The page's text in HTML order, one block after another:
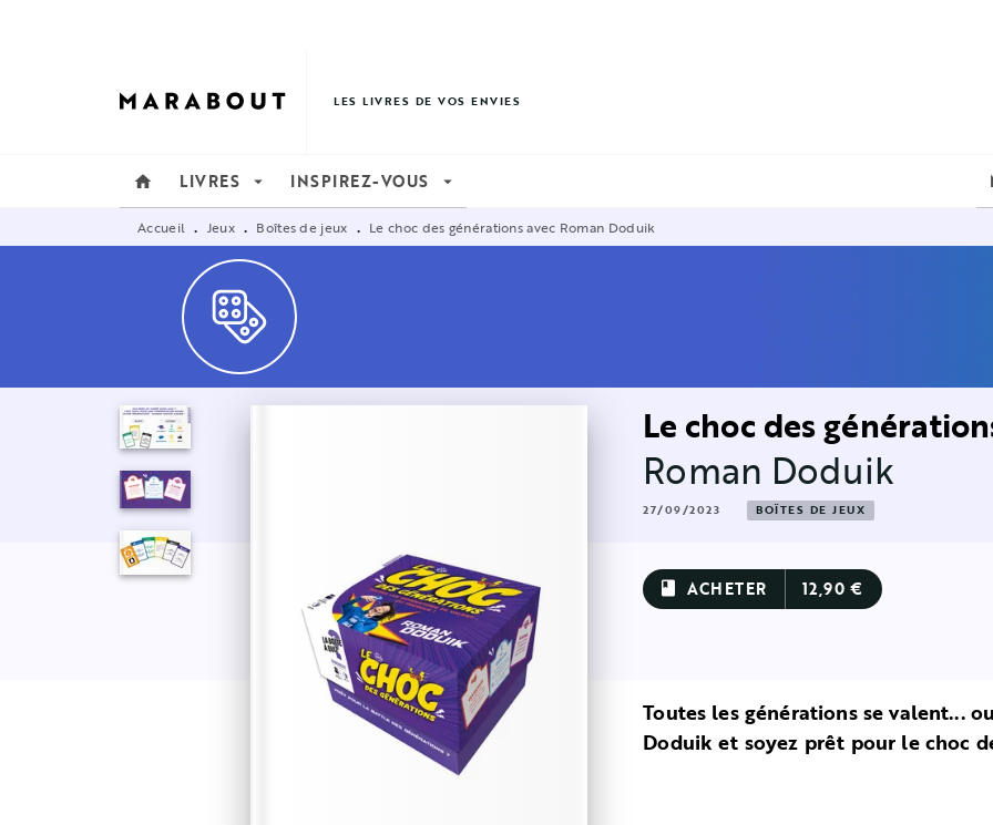
LES LIVRES DE VOS ENVIES
home LIVRES arrow_drop_down INSPIREZ-VOUS arrow_drop_down
Accueil • Jeux • Boîtes de jeux • Le choc des générations avec Roman Doduik
Le choc des
Roman Doduik
27/09/2023 BOÎTES DE JEUX
book ACHETER 12,90 €
Toutes les générations se valent...
Doduik et soyez prêt pour le choc